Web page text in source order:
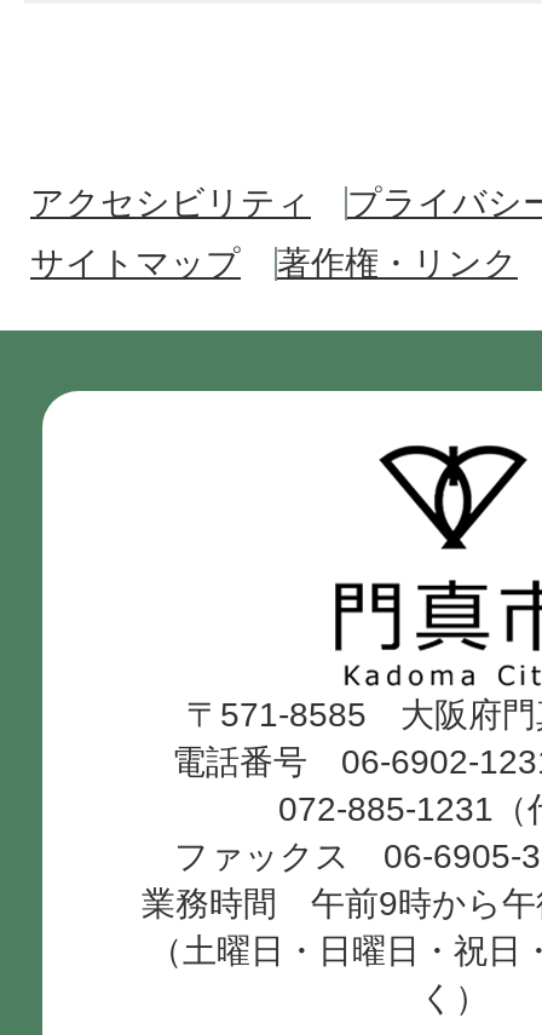
アクセシビリティ
プライバシ
サイトマップ
著作権・リンク
市
Kadoma
City
〒571-8585 大阪府門
電話番号 06-6902-
072-885-1231（
ファックス 06-6905-
業務時間 午前9時から午
（土曜日・日曜日・祝日
く）